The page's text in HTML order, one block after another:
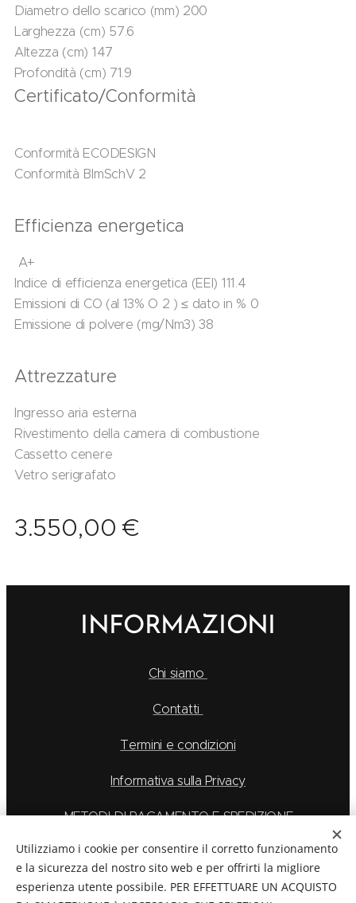
Diametro dello scarico (mm) 200
Larghezza (cm) 57.6
Altezza (cm) 147
Profondità (cm) 71.9
Certificato/Conformità
Conformità ECODESIGN
Conformità BImSchV 2
Efficienza energetica
A+
Indice di efficienza energetica (EEI) 111.4
Emissioni di CO (al 13% O 2 ) ≤ dato in % 0
Emissione di polvere (mg/Nm3) 38
Attrezzature
Ingresso aria esterna
Rivestimento della camera di combustione
Cassetto cenere
Vetro serigrafato
3.550,00 €
INFORMAZIONI
Chi siamo
Contatti
Termini e condizioni
Informativa sulla Privacy
METODI DI PAGAMENTO E SPEDIZIONE
Utilizziamo i cookie per consentire il corretto funzionamento
e la sicurezza del nostro sito web e per offrirti la migliore
esperienza utente possibile. PER EFFETTUARE UN ACQUISTO